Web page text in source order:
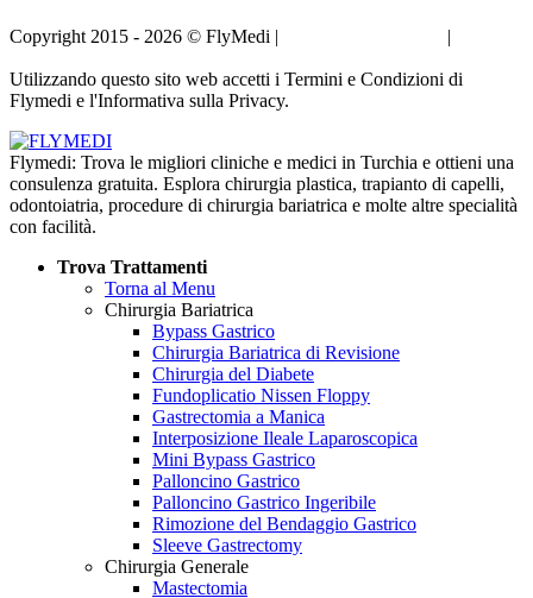
Copyright 2015 - 2026 © FlyMedi |
|
Utilizzando questo sito web accetti i Termini e Condizioni di
Flymedi e l'Informativa sulla Privacy.
Flymedi: Trova le migliori cliniche e medici in Turchia e ottieni una
consulenza gratuita. Esplora chirurgia plastica, trapianto di capelli,
odontoiatria, procedure di chirurgia bariatrica e molte altre specialità
con facilità.
Trova Trattamenti
Torna al Menu
Chirurgia Bariatrica
Bypass Gastrico
Chirurgia Bariatrica di Revisione
Chirurgia del Diabete
Fundoplicatio Nissen Floppy
Gastrectomia a Manica
Interposizione Ileale Laparoscopica
Mini Bypass Gastrico
Palloncino Gastrico
Palloncino Gastrico Ingeribile
Rimozione del Bendaggio Gastrico
Sleeve Gastrectomy
Chirurgia Generale
Mastectomia